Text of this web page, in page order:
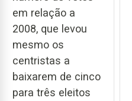
em relação a
2008, que levou
mesmo os
centristas a
baixarem de cinco
para três eleitos